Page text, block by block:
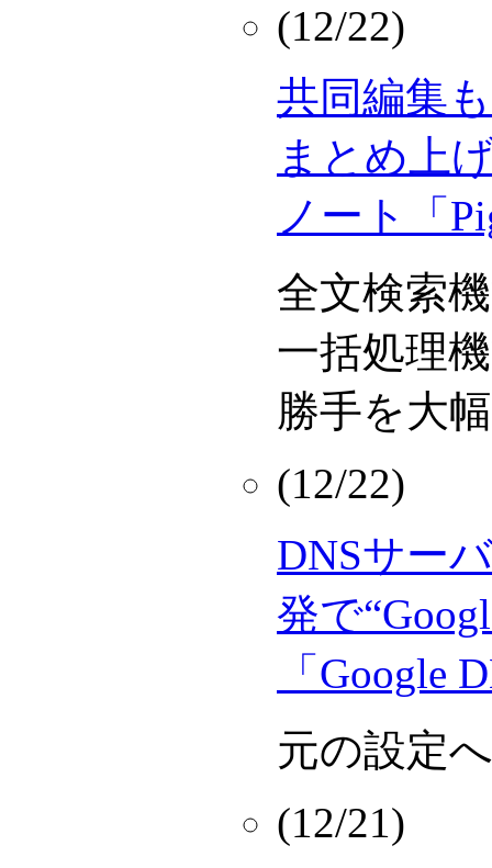
(12/22)
共同編集
まとめ上
ノート「
全文検索
一括処理
勝手を大
(12/22)
DNSサー
発で
「Google
元の設定
(12/21)